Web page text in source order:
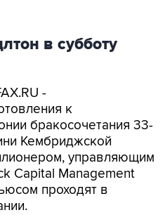
в субботу
-
к
бракосочетания 33-
Кембриджской
управляющим
Capital Management
проходят в